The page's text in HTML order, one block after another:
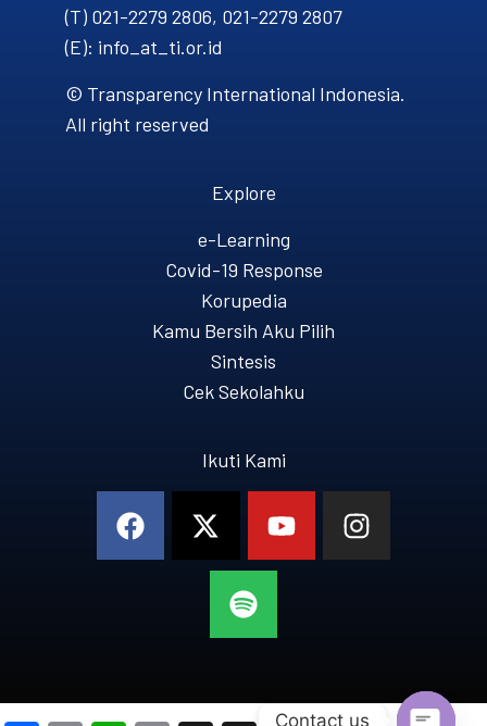
(T) 021-2279 2806, 021-2279 2807
(E): info_at_ti.or.id
© Transparency International Indonesia.
All right reserved
Explore
e-Learning
Covid-19 Response
Korupedia
Kamu Bersih Aku Pilih
Sintesis
Cek Sekolahku
Ikuti Kami
Contact us